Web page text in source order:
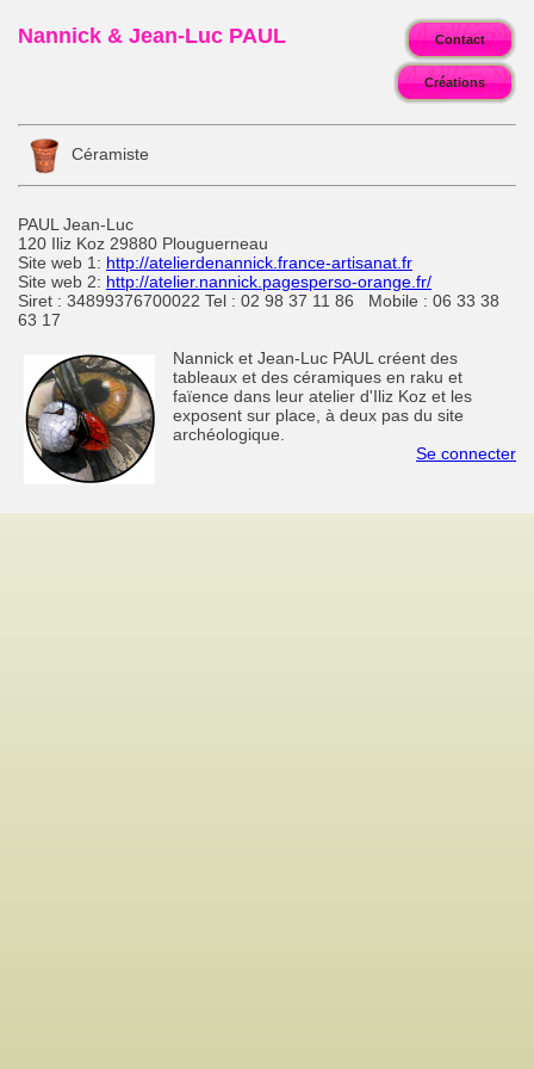
Nannick & Jean-Luc PAUL Contact
Créations
Céramiste
PAUL Jean-Luc
120 Iliz Koz 29880 Plouguerneau
Site web 1: http://atelierdenannick.france-artisanat.fr
Site web 2: http://atelier.nannick.pagesperso-orange.fr/
Siret : 34899376700022 Tel : 02 98 37 11 86 Mobile : 06 33 38
63 17
Nannick et Jean-Luc PAUL créent des
tableaux et des céramiques en raku et
faïence dans leur atelier d'Iliz Koz et les
exposent sur place, à deux pas du site
archéologique.
Se connecter